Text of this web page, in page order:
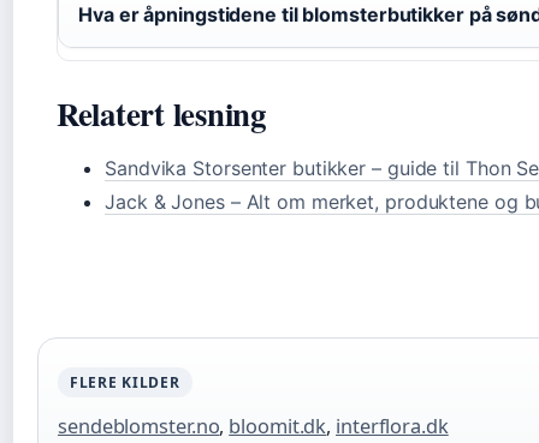
Hva er åpningstidene til blomsterbutikker på
Relatert lesning
Sandvika Storsenter butikker – guide til Thon
Jack & Jones – Alt om merket, produktene og
FLERE KILDER
sendeblomster.no, bloomit.dk, interflora.dk